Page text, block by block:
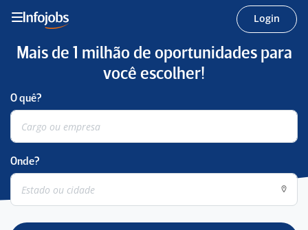
Login
Mais de 1 milhão de oportunidades para
você escolher!
O quê?
Onde?